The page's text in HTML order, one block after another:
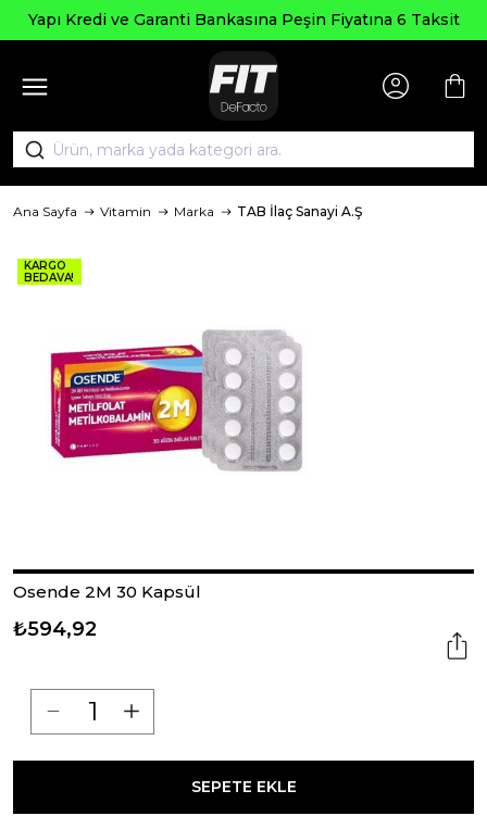
Yapı Kredi ve Garanti Bankasına Peşin Fiyatına 6 Taksit
Ana Sayfa Vitamin Marka TAB İlaç Sanayi A.Ş
KARGO
BEDAVA!
Osende 2M 30 Kapsül
₺594,92
SEPETE EKLE